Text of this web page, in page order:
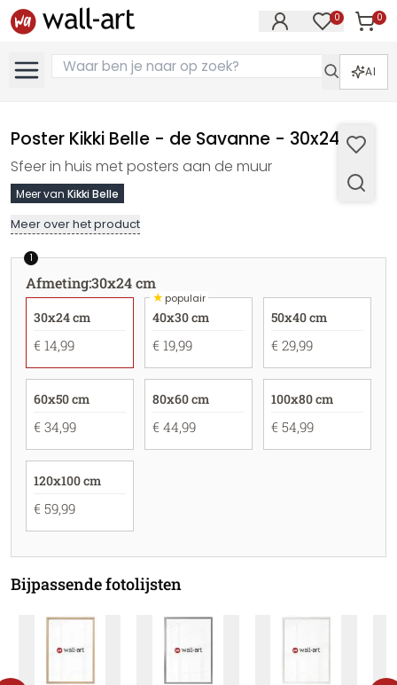
0 0
AI
Poster Kikki Belle - de Savanne - 30x24 cm
Sfeer in huis met posters aan de muur
Meer van Kikki Belle
Meer over het product
1
Afmeting:30x24 cm
30x24 cm
€ 14,99
★populair
40x30 cm
€ 19,99
50x40 cm
€ 29,99
60x50 cm
€ 34,99
80x60 cm
€ 44,99
100x80 cm
€ 54,99
120x100 cm
€ 59,99
Bijpassende fotolijsten